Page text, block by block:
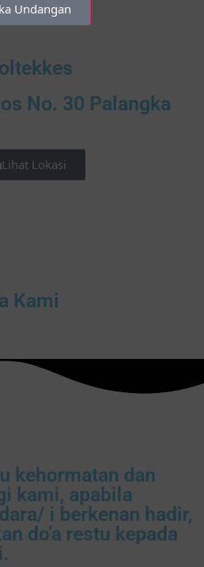
No. 30 Palangka
Lihat Lokasi
Kami
kehormatan dan
kami, apabila
i berkenan hadir,
do'a restu kepada
Undangan